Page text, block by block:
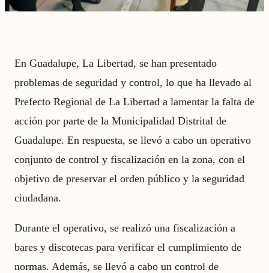
En Guadalupe, La Libertad, se han presentado
problemas de seguridad y control, lo que ha llevado al
Prefecto Regional de La Libertad a lamentar la falta de
acción por parte de la Municipalidad Distrital de
Guadalupe. En respuesta, se llevó a cabo un operativo
conjunto de control y fiscalización en la zona, con el
objetivo de preservar el orden público y la seguridad
ciudadana.
Durante el operativo, se realizó una fiscalización a
bares y discotecas para verificar el cumplimiento de
normas. Además, se llevó a cabo un control de